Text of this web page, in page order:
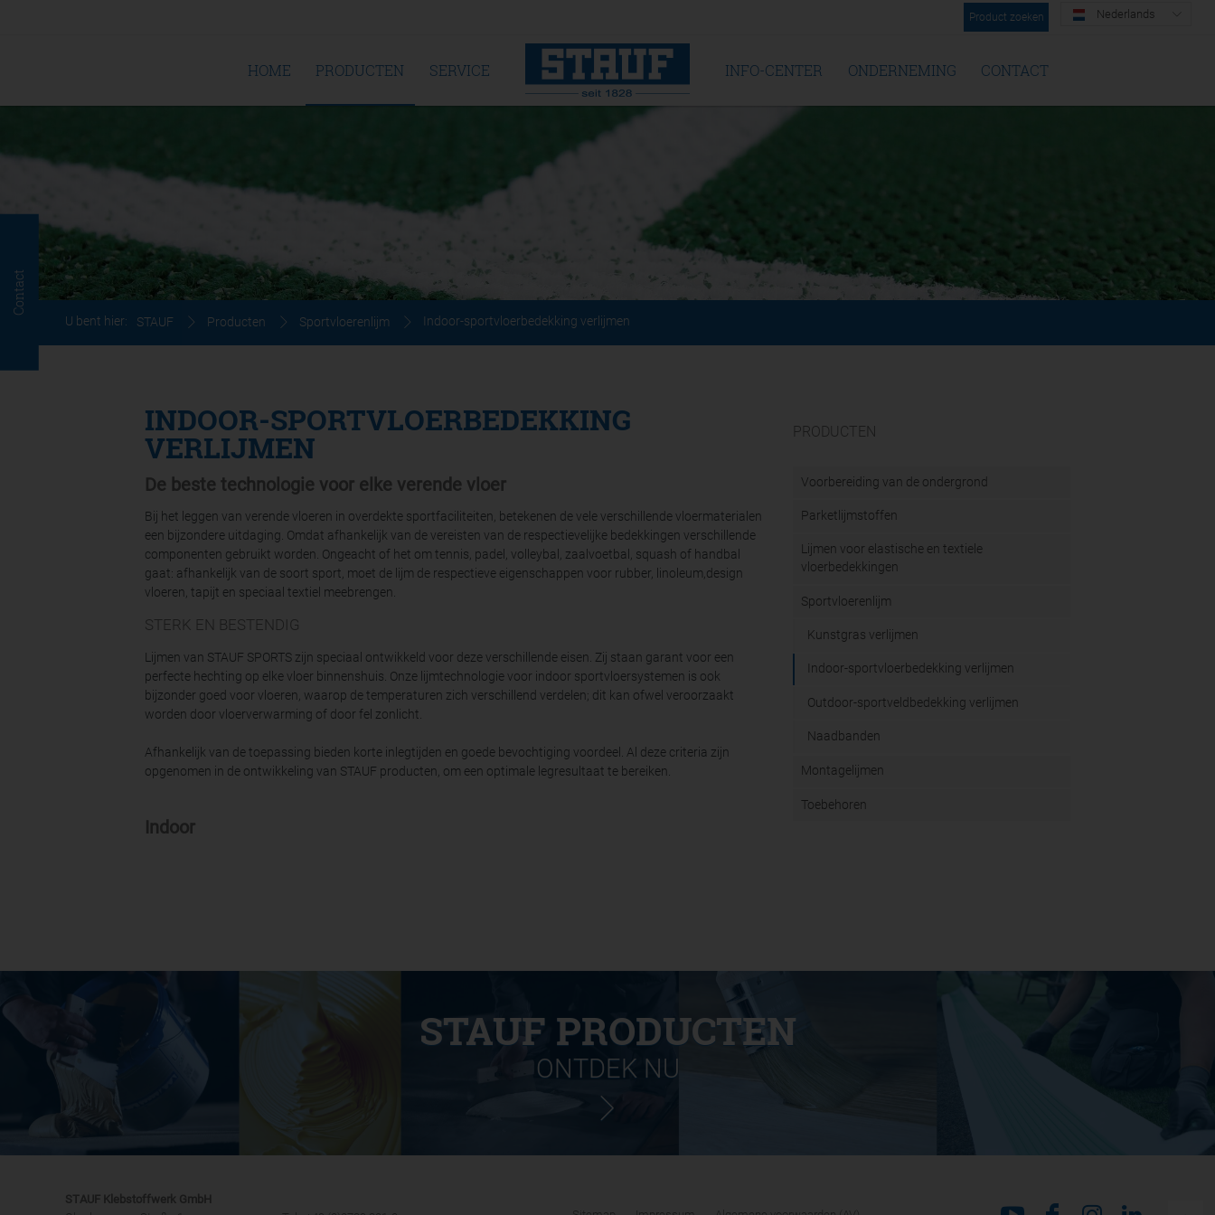
Contact
Product zoeken Nederlands
HOME PRODUCTEN SERVICE INFO-CENTER ONDERNEMING CONTACT
U bent hier: STAUF Producten Sportvloerenlijm Indoor-sportvloerbedekking verlijmen
INDOOR-SPORTVLOERBEDEKKING
VERLIJMEN
De beste technologie voor elke verende vloer
Bij het leggen van verende vloeren in overdekte sportfaciliteiten, betekenen de vele verschillende vloermaterialen
een bijzondere uitdaging. Omdat afhankelijk van de vereisten van de respectievelijke bedekkingen verschillende
componenten gebruikt worden. Ongeacht of het om tennis, padel, volleybal, zaalvoetbal, squash of handbal
gaat: afhankelijk van de soort sport, moet de lijm de respectieve eigenschappen voor rubber, linoleum,design
vloeren, tapijt en speciaal textiel meebrengen.
STERK EN BESTENDIG
Lijmen van STAUF SPORTS zijn speciaal ontwikkeld voor deze verschillende eisen. Zij staan ​​garant voor een
perfecte hechting op elke vloer binnenshuis. Onze lijmtechnologie voor indoor sportvloersystemen is ook
bijzonder goed voor vloeren, waarop de temperaturen zich verschillend verdelen; dit kan ofwel veroorzaakt
worden door vloerverwarming of door fel zonlicht.
Afhankelijk van de toepassing bieden korte inlegtijden en goede bevochtiging voordeel. Al deze criteria zijn
opgenomen in de ontwikkeling van STAUF producten, om een ​​optimale legresultaat te bereiken.
Indoor
PRODUCTEN
Voorbereiding van de ondergrond
Parketlijmstoffen
Lijmen voor elastische en textiele
vloerbedekkingen
Sportvloerenlijm
Kunstgras verlijmen
Indoor-sportvloerbedekking verlijmen
Outdoor-sportveldbedekking verlijmen
Naadbanden
Montagelijmen
Toebehoren
STAUF PRODUCTEN
ONTDEK NU
STAUF Klebstoffwerk GmbH